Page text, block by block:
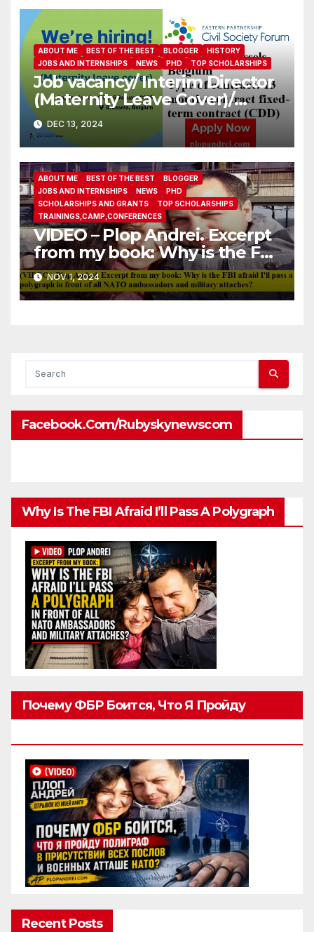
ABOUT ME BEST OF THE BEST BLOGGER
HISTORY
JOBS AND INTERNSHIPS
NEWS PHD TOP SCHOLARSHIPS
Job vacancy/ Interim Director
(Maternity Leave Cover)/
Eastern Partnership Civil
Society Forum
DEC 13, 2024
ABOUT ME BEST OF THE BEST
BLOGGER
JOBS AND INTERNSHIPS
NEWS
PHD
SCHOLARSHIPS AND GRANTS
TOP SCHOLARSHIPS
TRAININGS,CAMP,CONFERENCES
VIDEO – Plop Andrei. Excerpt
from my book: Why is the FBI
afraid I’ll pass a polygraph in
front of all NATO
ambassadors and military
NOV 1, 2024
Facebook.com/rubyskynewscom
Why Is The FBI Afraid I’ll Pass A Polygraph
Почему ФБР Боится, Что Я Пройду
Recent Posts